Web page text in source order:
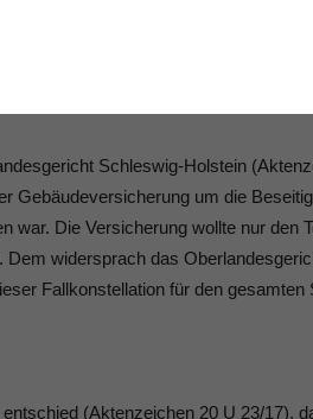
Erfolg, denn das Gericht stellte
für Wertsachen fielen.
Schleswig-Holstein
Gebäudeversicherung um die
war. Die Versicherung wollte nur den
Dem widersprach das
Fallkonstellation für den gesamten
(Aktenzeichen 20 U 23/17),